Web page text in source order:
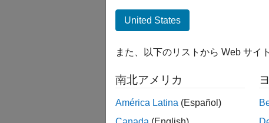
United States
また、以下のリストから Web サイ
南北アメリカ
América Latina (Español)